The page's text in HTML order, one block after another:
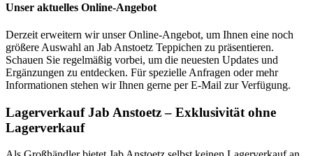
Unser aktuelles Online-Angebot
Derzeit erweitern wir unser Online-Angebot, um Ihnen eine noch
größere Auswahl an Jab Anstoetz Teppichen zu präsentieren.
Schauen Sie regelmäßig vorbei, um die neuesten Updates und
Ergänzungen zu entdecken. Für spezielle Anfragen oder mehr
Informationen stehen wir Ihnen gerne per E-Mail zur Verfügung.
Lagerverkauf Jab Anstoetz – Exklusivität ohne
Lagerverkauf